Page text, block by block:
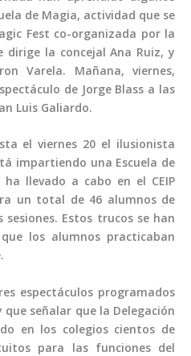
de Magia, actividad que se
Fest co-organizada por la
dirige la concejal Ana Ruiz, y
Varela. Mañana, viernes,
de Jorge Blass a las
Luis Galiardo.
el viernes 20 el ilusionista
impartiendo una Escuela de
llevado a cabo en el CEIP
un total de 46 alumnos de
Estos trucos se han
los alumnos practicaban
espectáculos programados
señalar que la Delegación
en los colegios cientos de
para las funciones del